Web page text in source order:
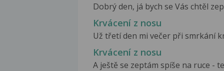
Dobrý den, já bych se Vás chtěl
Krvácení z nosu
Už třetí den mi večer při smrkání
Krvácení z nosu
A ještě se zeptám spíše na ruce -